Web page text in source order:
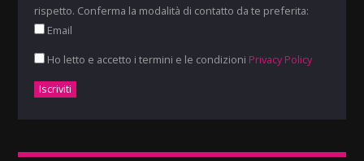
rispetto. Conferma la modalità di contatto da te preferita:
Email
Ho letto e accetto i termini e le condizioni Privacy Policy